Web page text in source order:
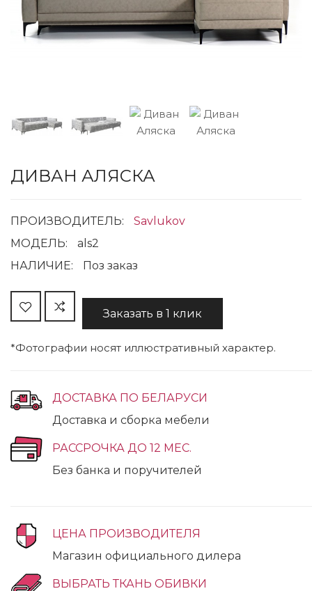
ДИВАН АЛЯСКА
ПРОИЗВОДИТЕЛЬ:
Savlukov
МОДЕЛЬ:
als2
НАЛИЧИЕ:
Поз заказ
Заказать в 1 клик
*Фотографии носят иллюстративный характер.
ДОСТАВКА ПО БЕЛАРУСИ
Доставка и сборка мебели
РАССРОЧКА ДО 12 МЕС.
Без банка и поручителей
ЦЕНА ПРОИЗВОДИТЕЛЯ
Магазин официального дилера
ВЫБРАТЬ ТКАНЬ ОБИВКИ